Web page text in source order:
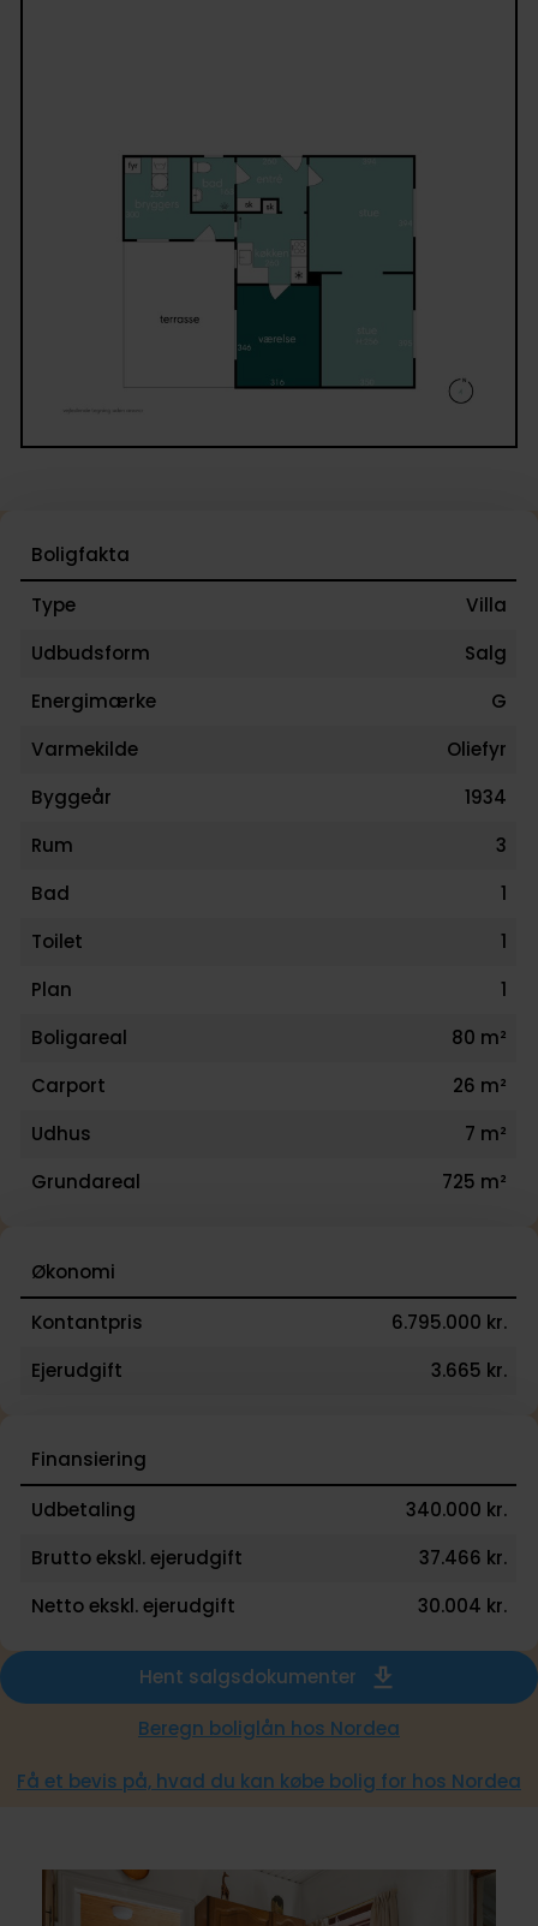
Boligfakta
Type
Villa
Udbudsform
Salg
Energimærke
G
Varmekilde
Oliefyr
Byggeår
1934
Rum
3
Bad
1
Toilet
1
Plan
1
Boligareal
80 m²
Carport
26 m²
Udhus
7 m²
Grundareal
725 m²
Økonomi
Kontantpris
6.795.000 kr.
Ejerudgift
3.665 kr.
Finansiering
Udbetaling
340.000 kr.
Brutto ekskl. ejerudgift
37.466 kr.
Netto ekskl. ejerudgift
30.004 kr.
Hent salgsdokumenter
Beregn boliglån hos Nordea
Få et bevis på, hvad du kan købe bolig for hos Nordea